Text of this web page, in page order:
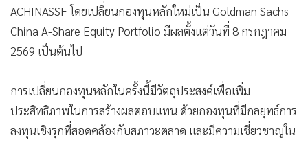
ACHINASSF โดยเปลี่ยนกองทุนหลักใหม่เป็น Goldman Sachs
China A-Share Equity Portfolio มีผลตั้งแต่วันที่ 8 กรกฎาคม
2569 เป็นต้นไป
การเปลี่ยนกองทุนหลักในครั้งนี้มีวัตถุประสงค์เพื่อเพิ่ม
ประสิทธิภาพในการสร้างผลตอบแทน ด้วยกองทุนที่มีกลยุทธ์การ
ลงทุนเชิงรุกที่สอดคล้องกับสภาวะตลาด และมีความเชี่ยวชาญใน